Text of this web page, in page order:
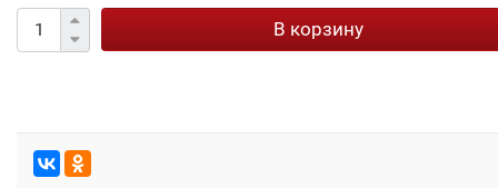
В корзину